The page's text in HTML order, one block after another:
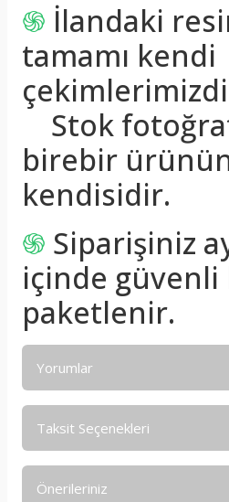
֍ İlandaki
tamamı kendi
Stok
birebir
kendisidir.
֍ Siparişiniz
içinde güvenli
paketlenir.
Yorumlar
Taksit Seçenekleri
Önerileriniz